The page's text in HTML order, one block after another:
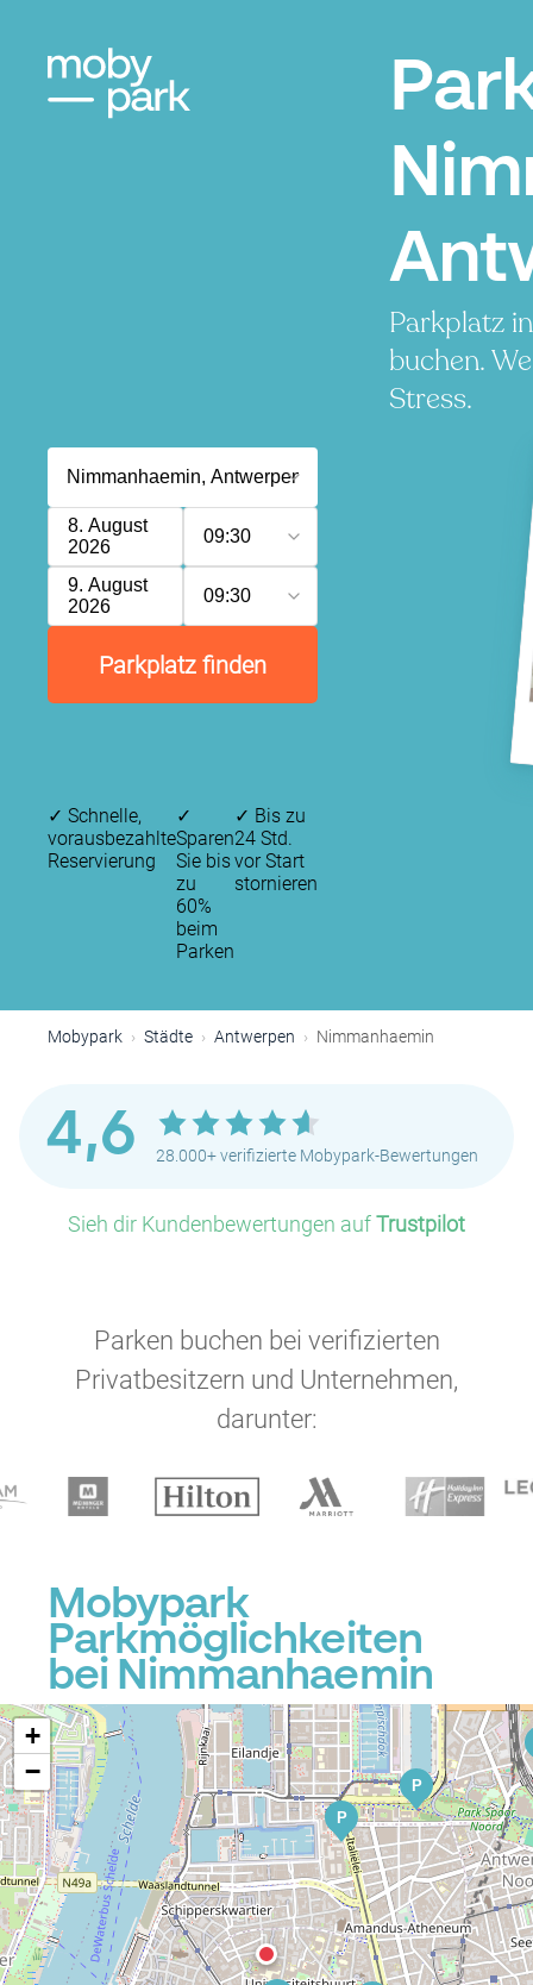
Parkplatz
buchen.
Stress.
8. August
2026
09:30
9. August
2026
09:30
Parkplatz finden
✓ Schnelle,
vorausbezahlte
Reservierung
✓
Sparen
Sie bis
zu
60%
beim
Parken
✓ Bis zu
24 Std.
vor Start
stornieren
Mobypark Städte Antwerpen Nimmanhaemin
4,6 28.000+ verifizierte Mobypark-Bewertungen
Sieh dir Kundenbewertungen aufTrustpilot
Parken buchen bei verifizierten
Privatbesitzern und Unternehmen,
darunter:
Mobypark
Parkmöglichkeiten
bei Nimmanhaemin
P
P
+
−